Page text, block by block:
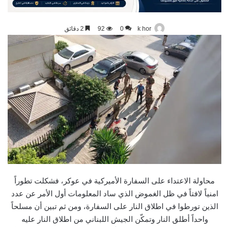
k hor
0
92
محاولة الاعتداء على السفارة الأميركية في عوكر، فشكلت تطوراً
امنياً لافتاً في ظل الغموض الذي ساد المعلومات أول الأمر عن عدد
الذين تورطوا في اطلاق النار على السفارة، ومن ثم تبين أن مسلحاً
واحداً أطلق النار وتمكّن الجيش اللبناني من اطلاق النار عليه